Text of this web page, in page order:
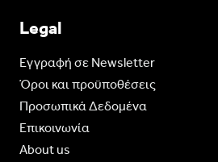
Legal
Eγγραφή σε Newsletter
Όροι και προϋποθέσεις
Προσωπικά Δεδομένα
Επικοινωνία
About us